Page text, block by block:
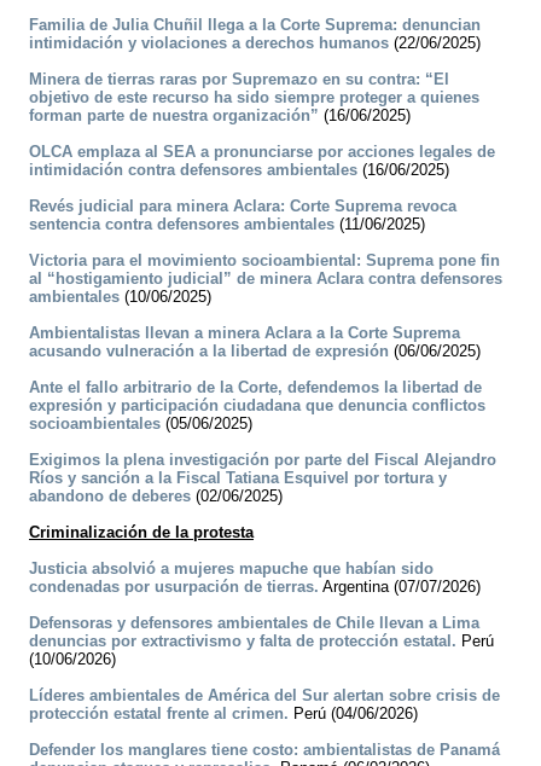
Familia de Julia Chuñil llega a la Corte Suprema: denuncian
intimidación y violaciones a derechos humanos (22/06/2025)
Minera de tierras raras por Supremazo en su contra: “El
objetivo de este recurso ha sido siempre proteger a quienes
forman parte de nuestra organización” (16/06/2025)
OLCA emplaza al SEA a pronunciarse por acciones legales de
intimidación contra defensores ambientales (16/06/2025)
Revés judicial para minera Aclara: Corte Suprema revoca
sentencia contra defensores ambientales (11/06/2025)
Victoria para el movimiento socioambiental: Suprema pone fin
al “hostigamiento judicial” de minera Aclara contra defensores
ambientales (10/06/2025)
Ambientalistas llevan a minera Aclara a la Corte Suprema
acusando vulneración a la libertad de expresión (06/06/2025)
Ante el fallo arbitrario de la Corte, defendemos la libertad de
expresión y participación ciudadana que denuncia conflictos
socioambientales (05/06/2025)
Exigimos la plena investigación por parte del Fiscal Alejandro
Ríos y sanción a la Fiscal Tatiana Esquivel por tortura y
abandono de deberes (02/06/2025)
Criminalización de la protesta
Justicia absolvió a mujeres mapuche que habían sido
condenadas por usurpación de tierras. Argentina (07/07/2026)
Defensoras y defensores ambientales de Chile llevan a Lima
denuncias por extractivismo y falta de protección estatal. Perú
(10/06/2026)
Líderes ambientales de América del Sur alertan sobre crisis de
protección estatal frente al crimen. Perú (04/06/2026)
Defender los manglares tiene costo: ambientalistas de Panamá